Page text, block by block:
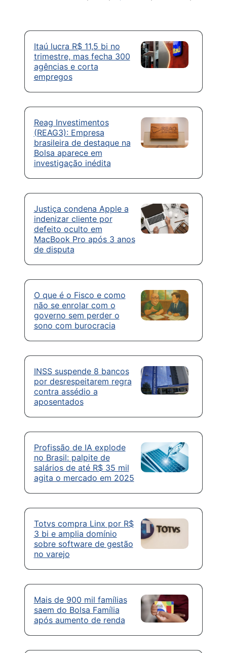
Itaú lucra R$ 11,5 bi no
trimestre, mas fecha 300
agências e corta
empregos
Reag Investimentos
(REAG3): Empresa
brasileira de destaque na
Bolsa aparece em
investigação inédita
Justiça condena Apple a
indenizar cliente por
defeito oculto em
MacBook Pro após 3 anos
de disputa
O que é o Fisco e como
não se enrolar com o
governo sem perder o
sono com burocracia
INSS suspende 8 bancos
por desrespeitarem regra
contra assédio a
aposentados
Profissão de IA explode
no Brasil: palpite de
salários de até R$ 35 mil
agita o mercado em 2025
Totvs compra Linx por R$
3 bi e amplia domínio
sobre software de gestão
no varejo
Mais de 900 mil famílias
saem do Bolsa Família
após aumento de renda